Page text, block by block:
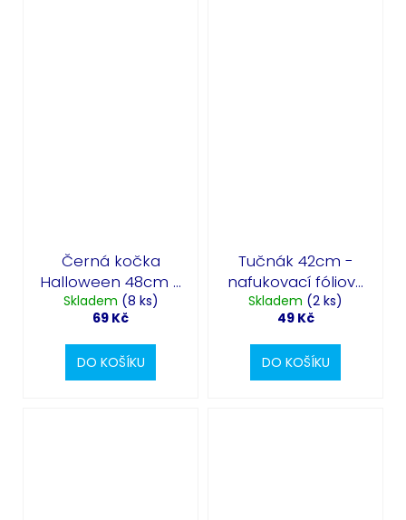
Černá kočka
Halloween 48cm -
stojící nafukovací
fóliový balónek
Skladem (8 ks)
69 Kč
DO KOŠÍKU
Tučnák 42cm -
nafukovací fóliový
balónek
Skladem (2 ks)
49 Kč
DO KOŠÍKU